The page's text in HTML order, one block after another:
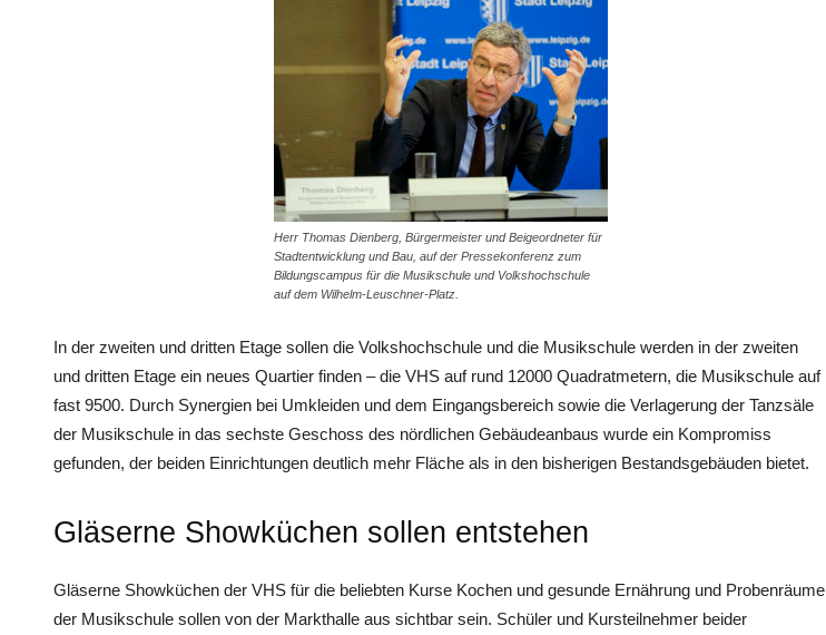
Herr Thomas Dienberg, Bürgermeister und Beigeordneter für
Stadtentwicklung und Bau, auf der Pressekonferenz zum
Bildungscampus für die Musikschule und Volkshochschule
auf dem Wilhelm-Leuschner-Platz.
In der zweiten und dritten Etage sollen die Volkshochschule und die Musikschule werden in der zweiten
und dritten Etage ein neues Quartier finden – die VHS auf rund 12000 Quadratmetern, die Musikschule auf
fast 9500. Durch Synergien bei Umkleiden und dem Eingangsbereich sowie die Verlagerung der Tanzsäle
der Musikschule in das sechste Geschoss des nördlichen Gebäudeanbaus wurde ein Kompromiss
gefunden, der beiden Einrichtungen deutlich mehr Fläche als in den bisherigen Bestandsgebäuden bietet.
Gläserne Showküchen sollen entstehen
Gläserne Showküchen der VHS für die beliebten Kurse Kochen und gesunde Ernährung und Probenräume
der Musikschule sollen von der Markthalle aus sichtbar sein. Schüler und Kursteilnehmer beider